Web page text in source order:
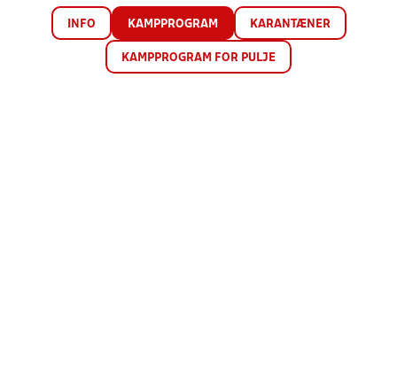
INFO KAMPPROGRAM KARANTÆNER
KAMPPROGRAM FOR PULJE